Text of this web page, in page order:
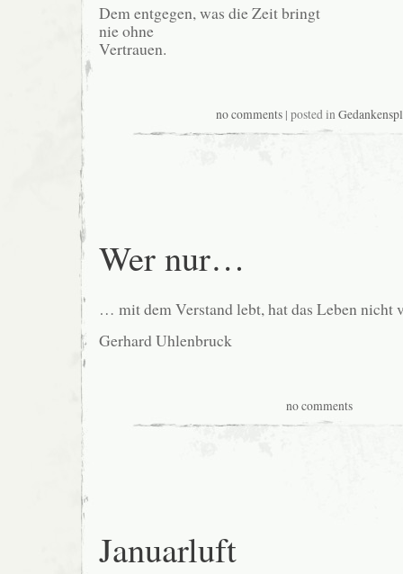
Dem entgegen, was die Zeit bringt
nie ohne
Vertrauen.
no comments| posted in
Wer nur…
… mit dem Verstand lebt, hat das Leben nicht
Gerhard Uhlenbruck
no comments
Januarluft